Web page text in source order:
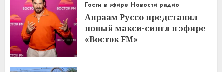
Гости в эфире Новости радио
Авраам Руссо представил
новый макси-сингл в эфире
«Восток FM»